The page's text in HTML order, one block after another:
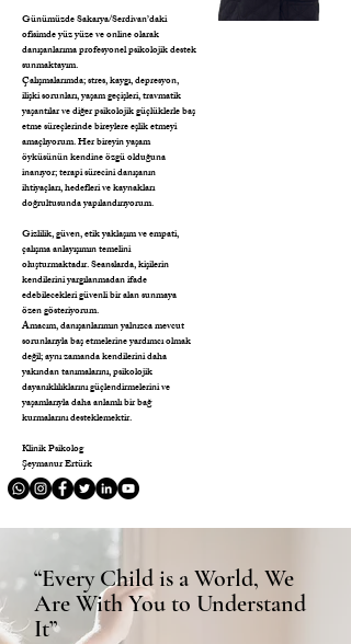
Günümüzde Sakarya/Serdivan’daki
ofisimde yüz yüze ve online olarak
danışanlarıma profesyonel psikolojik destek
sunmaktayım.
Çalışmalarımda; stres, kaygı, depresyon,
ilişki sorunları, yaşam geçişleri, travmatik
yaşantılar ve diğer psikolojik güçlüklerle baş
etme süreçlerinde bireylere eşlik etmeyi
amaçlıyorum. Her bireyin yaşam
öyküsünün kendine özgü olduğuna
inanıyor; terapi sürecini danışanın
ihtiyaçları, hedefleri ve kaynakları
doğrultusunda yapılandırıyorum.
Gizlilik, güven, etik yaklaşım ve empati,
çalışma anlayışımın temelini
oluşturmaktadır. Seanslarda, kişilerin
kendilerini yargılanmadan ifade
edebilecekleri güvenli bir alan sunmaya
özen gösteriyorum.
Amacım, danışanlarımın yalnızca mevcut
sorunlarıyla baş etmelerine yardımcı olmak
değil; aynı zamanda kendilerini daha
yakından tanımalarını, psikolojik
dayanıklılıklarını güçlendirmelerini ve
yaşamlarıyla daha anlamlı bir bağ
kurmalarını desteklemektir.
Klinik Psikolog
Şeymanur Ertürk
“Every Child is a World, We
Are With You to Understand
It”